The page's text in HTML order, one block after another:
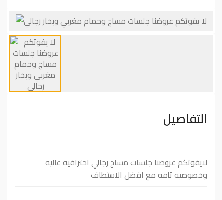
التفاصيل
لايفوتكم عروضنا جلسات مساج رجالي احترافيه عاليه
وخصوصيه تامه مع افضل الاستطاف